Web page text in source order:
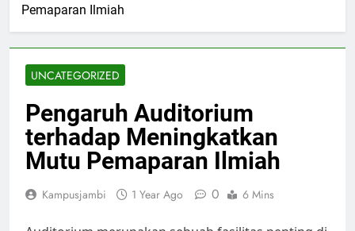
Pemaparan Ilmiah
UNCATEGORIZED
Pengaruh Auditorium
terhadap Meningkatkan
Mutu Pemaparan Ilmiah
Kampusjambi 1 Year Ago 0 6 Mins